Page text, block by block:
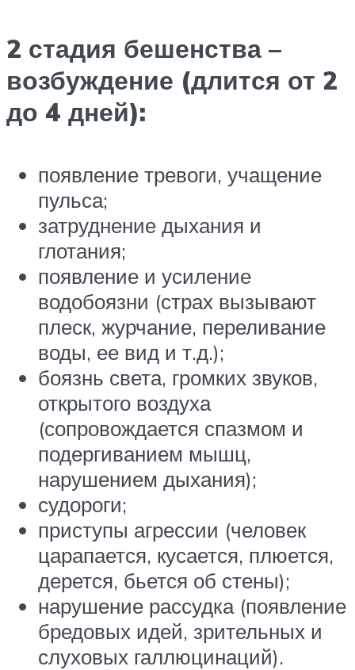
2 стадия бешенства –
возбуждение (длится от 2
до 4 дней):
появление тревоги, учащение
пульса;
затруднение дыхания и
глотания;
появление и усиление
водобоязни (страх вызывают
плеск, журчание, переливание
воды, ее вид и т.д.);
боязнь света, громких звуков,
открытого воздуха
(сопровождается спазмом и
подергиванием мышц,
нарушением дыхания);
судороги;
приступы агрессии (человек
царапается, кусается, плюется,
дерется, бьется об стены);
нарушение рассудка (появление
бредовых идей, зрительных и
слуховых галлюцинаций).